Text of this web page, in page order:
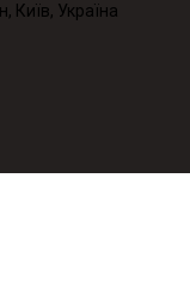
Київ, Україна